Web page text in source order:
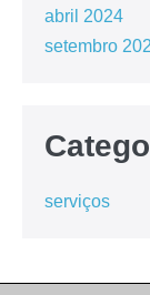
abril 2024
setembro
serviços